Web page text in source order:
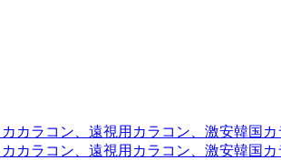
カラコン、遠視用カラコン、激安韓国
カラコン、遠視用カラコン、激安韓国